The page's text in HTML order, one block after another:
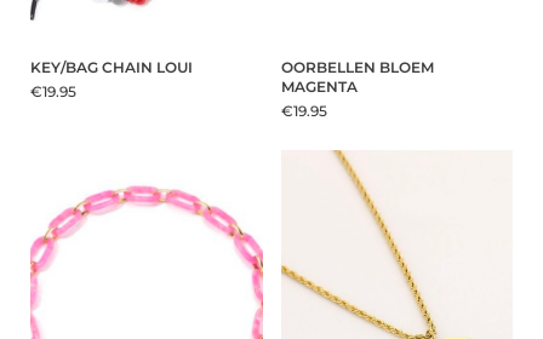
KEY/BAG CHAIN LOUI
€19.95
OORBELLEN BLOEM
MAGENTA
€19.95